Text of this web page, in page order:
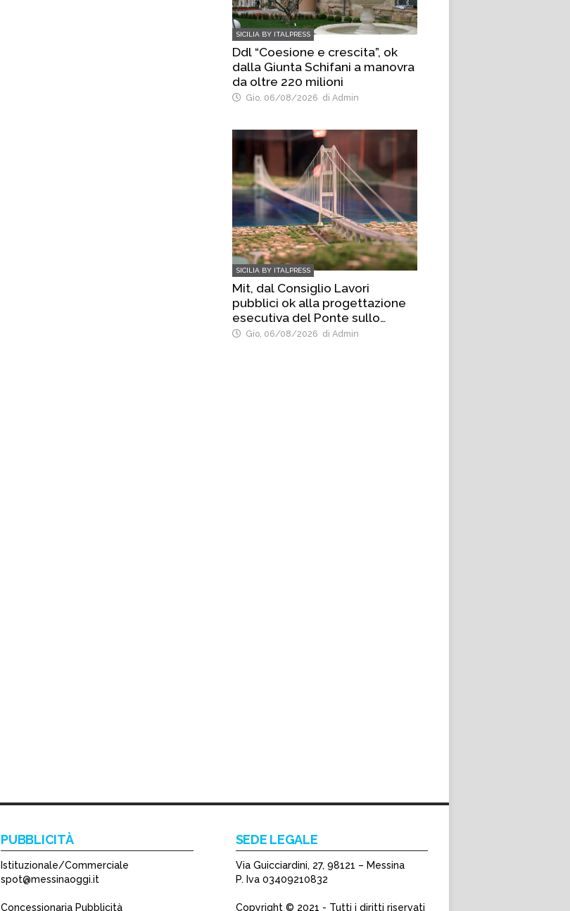
SICILIA BY ITALPRESS
Ddl “Coesione e crescita”, ok
dalla Giunta Schifani a manovra
da oltre 220 milioni
Gio, 06/08/2026 di Admin
SICILIA BY ITALPRESS
Mit, dal Consiglio Lavori
pubblici ok alla progettazione
esecutiva del Ponte sullo
Stretto
Gio, 06/08/2026 di Admin
PUBBLICITÀ
Istituzionale/Commerciale
spot@messinaoggi.it
Concessionaria Pubblicità
SEDE LEGALE
Via Guicciardini, 27, 98121 – Messina
P. Iva 03409210832
Copyright © 2021 - Tutti i diritti riservati